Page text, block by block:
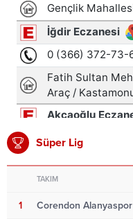
Süper Lig
TAKIM
1 Corendon Alanyaspor